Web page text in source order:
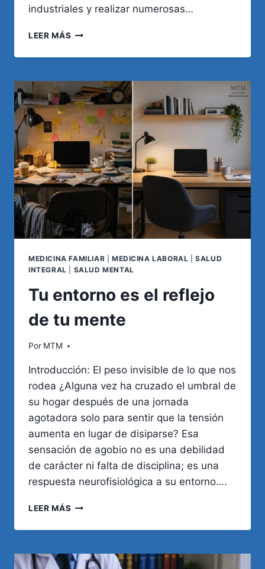
industriales y realizar numerosas…
LEER MÁS RADIACIONES
Y
DE
LA
TIROIDES:
¿UNA
ENFERMEDAD
PROFESIONAL
RECONOCIDA
EN
ARGENTINA?
MEDICINA FAMILIAR MEDICINA LABORAL |SALUD
INTEGRAL
SALUD MENTAL
Tu entorno es el reflejo
de tu mente
Por MTM
Introducción: El peso invisible de lo que nos
rodea ¿Alguna vez ha cruzado el umbral de
su hogar después de una jornada
agotadora solo para sentir que la tensión
aumenta en lugar de disiparse? Esa
sensación de agobio no es una debilidad
de carácter ni falta de disciplina; es una
respuesta neurofisiológica a su entorno….
LEER MÁS TU
ES
REFLEJO